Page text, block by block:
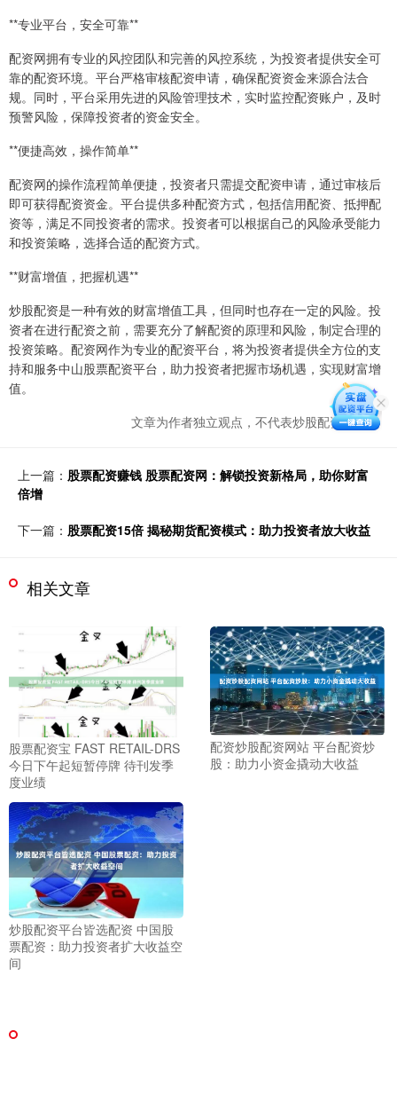
**专业平台，安全可靠**
配资网拥有专业的风控团队和完善的风控系统，为投资者提供安全可
靠的配资环境。平台严格审核配资申请，确保配资资金来源合法合
规。同时，平台采用先进的风险管理技术，实时监控配资账户，及时
预警风险，保障投资者的资金安全。
**便捷高效，操作简单**
配资网的操作流程简单便捷，投资者只需提交配资申请，通过审核后
即可获得配资资金。平台提供多种配资方式，包括信用配资、抵押配
资等，满足不同投资者的需求。投资者可以根据自己的风险承受能力
和投资策略，选择合适的配资方式。
**财富增值，把握机遇**
炒股配资是一种有效的财富增值工具，但同时也存在一定的风险。投
资者在进行配资之前，需要充分了解配资的原理和风险，制定合理的
投资策略。配资网作为专业的配资平台，将为投资者提供全方位的支
持和服务中山股票配资平台，助力投资者把握市场机遇，实现财富增
值。
文章为作者独立观点，不代表炒股配资网观点
上一篇： 股票配资赚钱 股票配资网：解锁投资新格局，助你财富
倍增
下一篇： 股票配资15倍 揭秘期货配资模式：助力投资者放大收益
相关文章
股票配资宝 FAST RETAIL-DRS
今日下午起短暂停牌 待刊发季
度业绩
配资炒股配资网站 平台配资炒
股：助力小资金撬动大收益
炒股配资平台皆选配资 中国股
票配资：助力投资者扩大收益空
间